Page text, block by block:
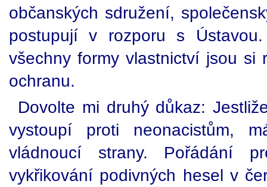
občanských sdružení,
postupují v rozporu s
všechny formy vlastnictví jsou si
ochranu.
Dovolte mi druhý důkaz:
vystoupí proti neonacistům,
vládnoucí strany. Pořádání
vykřikování podivných hesel v